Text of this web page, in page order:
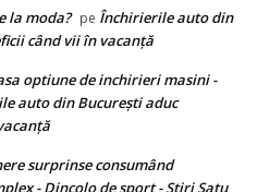
la moda? pe Închirierile auto din
când vii în vacanță
optiune de inchirieri masini -
auto din București aduc
surprinse consumând
- Dincolo de sport - Stiri Satu